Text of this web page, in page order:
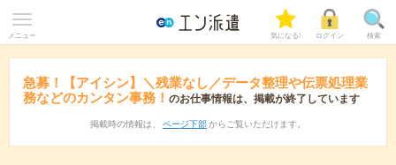
メニュー 気になる! ログイン 検索
急募！【アイシン】＼残業なし／データ整理や伝票処理業
務などのカンタン事務！ のお仕事情報は、掲載が終了しています
掲載時の情報は、 ページ下部 からご覧いただけます。